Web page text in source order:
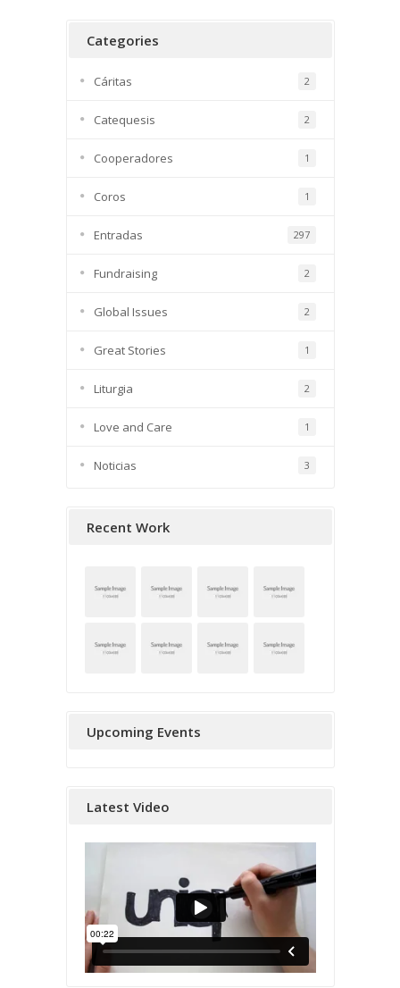
Categories
Cáritas 2
Catequesis 2
Cooperadores 1
Coros 1
Entradas 297
Fundraising 2
Global Issues 2
Great Stories 1
Liturgia 2
Love and Care 1
Noticias 3
Recent Work
Upcoming Events
Latest Video